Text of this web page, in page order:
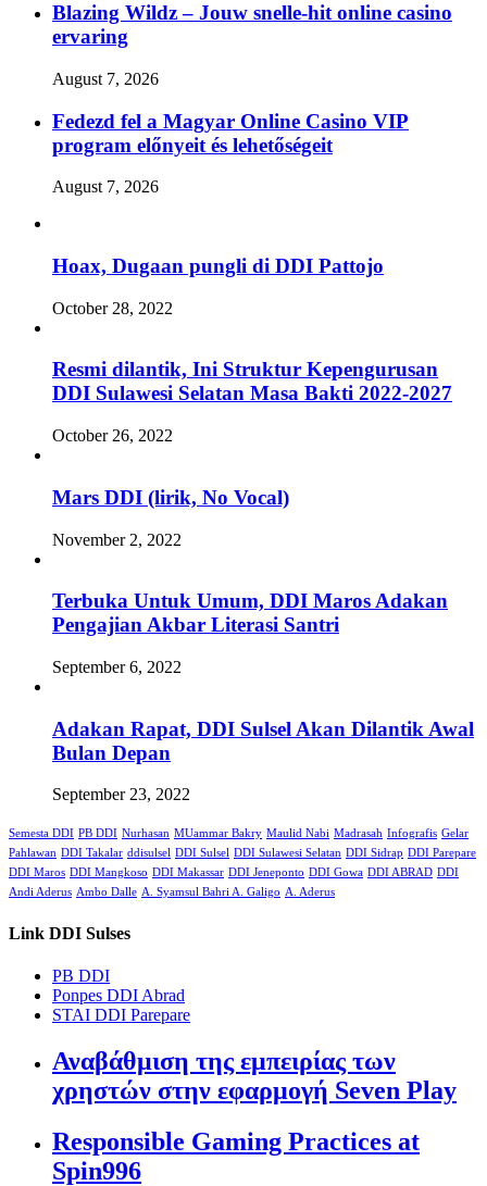
Blazing Wildz – Jouw snelle‑hit online casino
ervaring
August 7, 2026
Fedezd fel a Magyar Online Casino VIP
program előnyeit és lehetőségeit
August 7, 2026
Hoax, Dugaan pungli di DDI Pattojo
October 28, 2022
Resmi dilantik, Ini Struktur Kepengurusan
DDI Sulawesi Selatan Masa Bakti 2022-2027
October 26, 2022
Mars DDI (lirik, No Vocal)
November 2, 2022
Terbuka Untuk Umum, DDI Maros Adakan
Pengajian Akbar Literasi Santri
September 6, 2022
Adakan Rapat, DDI Sulsel Akan Dilantik Awal
Bulan Depan
September 23, 2022
Semesta DDI PB DDI Nurhasan MUammar Bakry Maulid Nabi Madrasah Infografis Gelar
Pahlawan DDI Takalar ddisulsel DDI Sulsel DDI Sulawesi Selatan DDI Sidrap DDI Parepare
DDI Maros DDI Mangkoso DDI Makassar DDI Jeneponto DDI Gowa DDI ABRAD DDI
Andi Aderus Ambo Dalle A. Syamsul Bahri A. Galigo A. Aderus
Link DDI Sulses
PB DDI
Ponpes DDI Abrad
STAI DDI Parepare
Αναβάθμιση της εμπειρίας των
χρηστών στην εφαρμογή Seven Play
Responsible Gaming Practices at
Spin996